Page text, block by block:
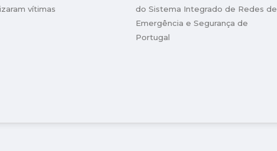
vítimas
do Sistema Integrado de Redes de
Emergência e Segurança de
Portugal